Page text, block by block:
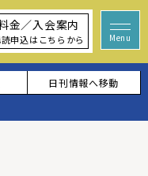
金／入会案内
申込はこちらから
日刊情報へ移動